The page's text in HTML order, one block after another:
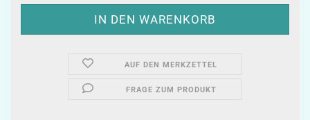
AUF DEN MERKZETTEL
FRAGE ZUM PRODUKT